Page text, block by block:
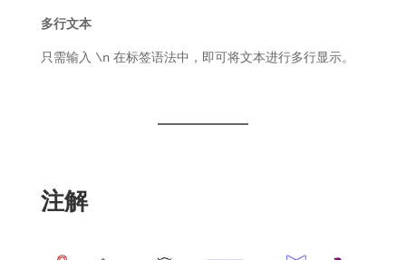
多行文本
只需输入 \n在标签语法中，即可将文本进行多行显示。
注解